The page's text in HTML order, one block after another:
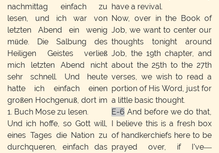
nachmittag einfach zu
lesen, und ich war von
letzten Abend ein wenig
müde. Die Salbung des
Heiligen Geistes verließ
mich letzten Abend nicht
sehr schnell. Und heute
hatte ich einfach einen
großen Hochgenuß, dort im
1. Buch Mose zu lesen.
Und ich hoffe, so Gott will,
eines Tages die Nation zu
durchqueren, einfach das
have a revival.
Now, over in the Book of
Job, we want to center our
thoughts tonight around
Job, the 19th chapter, and
about the 25th to the 27th
verses, we wish to read a
portion of His Word, just for
a little basic thought.
E-6 And before we do that,
I believe this is a fresh box
of handkerchiefs here to be
prayed over, if I've—